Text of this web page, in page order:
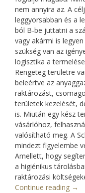
nem annyira az. A
leggyorsabban és a
ból B-be juttatni a
vagy akármi is
szükség van az
logisztika a
Rengeteg területre
beleértve az
raktározást,
területek kezelését,
is. Miután egy kész
vásárlóhoz,
valósítható meg. A
mindezt figyelembe
Amellett, hogy
a higiénikus
raktározási
Continue reading “Mit
→